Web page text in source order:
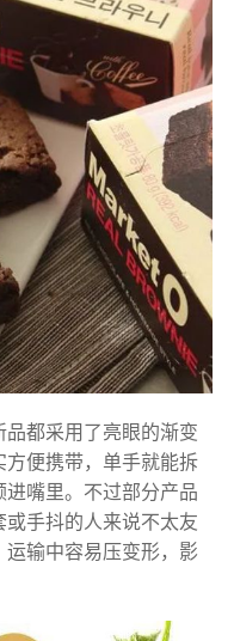
都采用了亮眼的渐变
便携带，单手就能拆
嘴里。不过部分产品
手抖的人来说不太友
输中容易压变形，影